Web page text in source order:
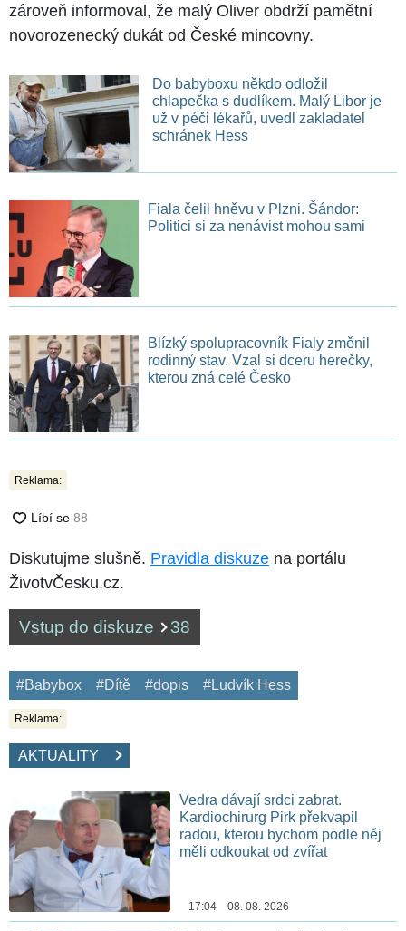
zároveň informoval, že malý Oliver obdrží pamětní
novorozenecký dukát od České mincovny.
Do babyboxu někdo odložil
chlapečka s dudlíkem. Malý Libor je
už v péči lékařů, uvedl zakladatel
schránek Hess
Fiala čelil hněvu v Plzni. Šándor:
Politici si za nenávist mohou sami
Blízký spolupracovník Fialy změnil
rodinný stav. Vzal si dceru herečky,
kterou zná celé Česko
Reklama:
Diskutujme slušně. Pravidla diskuze na portálu
ŽivotvČesku.cz.
Vstup do diskuze 38
#Babybox #Dítě #dopis #Ludvík Hess
Reklama:
AKTUALITY
Vedra dávají srdci zabrat.
Kardiochirurg Pirk překvapil
radou, kterou bychom podle něj
měli odkoukat od zvířat
17:04 08. 08. 2026